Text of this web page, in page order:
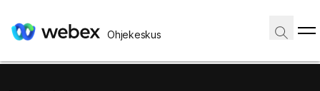
Ohjekeskus